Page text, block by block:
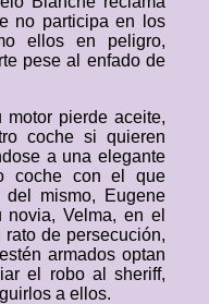
no participa en los
ellos en peligro,
pese al enfado de
pierde aceite,
coche si quieren
a una elegante
coche con el que
del mismo, Eugene
Velma, en el
de persecución,
armados optan
el robo al sheriff,
a ellos.